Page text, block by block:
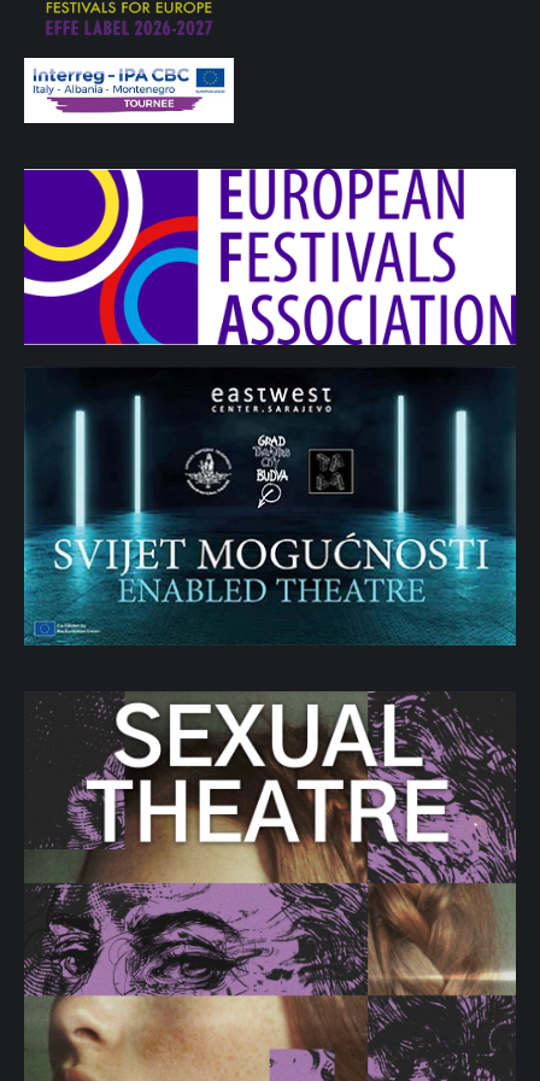
odbrani njegove doktorske disertacije marta 2017. godine, a
proteklih nekoliko godina, predstavio akademskoj javnosti
svojim naučnim člancima u domaćim i stranim časopisima čiji
je deo predstavljen u ovoj knjizi.
ogledipredstavlja značajan doprinos našoj političkoj teoriji.
Savremene debate u političkoj teoriji, teoriji građanstva i
teoriji pravde našli su svoj izraz u ovoj sintezi Predraga
Zenovića. Teorijski uvidi primenjeni su na savremene
procese izgradnje države i nacije ( stateandnation-building
Crnoj Gori. Ove oglede karakteriše izuzetna
multidiciplinarnost, upotreba alata političkih nauka i političke
teorije ali drugih oblasti društvene teorije.
nacionalnog identiteta u savremenom kontekstu evropskih
integracija. Esej započinje teorijskim istraživanjem identiteta
Autor razmatra nacionalni identitet kroz tri različite
međusobno određujuće prizme: istorijsku, normativnu
(etičku) i političku. U eseju se razmatraju istorijska izvorišta i
preplitanjeevropskog i crnogorskog identiteta, raspravlja o
glavnim normativnim pojmovima slobode, jednakosti i
razuma unutar prosvetiteljske i postmodernističke
paradigme i zaključuje se razradom ustavnog patriotizma
kao oblikom političkog identiteta za Crnu Goru.
U drugom delu su eseji koje je autor obuhvatio zajedničkom
identiteta kao načina razumevanja celovitosti ustavnih težnji i
realiteta savremenih političkih zajednica. Crna Gora i nakon
deset godina svog suverenog političkog postojanja nije
rešila temeljne dileme i strahove koji leže u srži
konstitucionalizacije. Autor nudi tri empirijska modela
ustavnog identiteta: nacionalizam, multikulturalizam,
republikanizam i ustavni patriotizam kao normativni ustavni
model. U posljednjem delu, autor analizira važeći Ustav Crne
Gore kao izvor ustavnog identiteta zemlje.
„„U njega smo svi zakleti“ : dileme ustavnog patriotizma“ nudi
sasma inovativni pravno-političku analizu ustavnog
patriotizma kao normativnog modela ustavnog identiteta,
građanstva i patriotske lojalnosti u okviru suvremene Crne
Gore. Temeljni cilj rada je pokazati da ustavni patriotizam
može biti ujedinjujuća integrativna sila u pluralnom,
polariziranom i tranzicionomcrnogorskom društvu i
konstruktivni alat u procesu izgradnje države. Članak